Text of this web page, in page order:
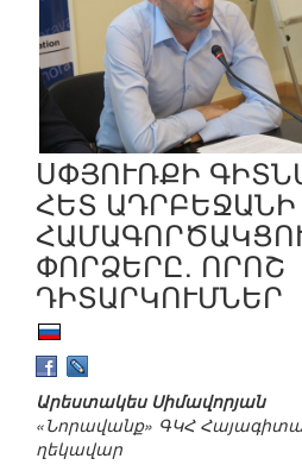
ՍՓՅՈՒՌՔԻ
ՀԵՏ ԱԴՐԲԵՋԱՆԻ
ՓՈՐՁԵՐԸ. ՈՐՈՇ
ԴԻՏԱՐԿՈՒՄՆԵՐ
Արեստակես Սիմավորյան
«Նորավանք» ԳԿՀ
ղեկավար